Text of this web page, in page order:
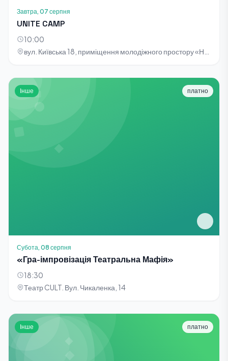
Завтра, 07 серпня
UNITE CAMP
10:00
Інше платно
Субота, 08 серпня
«Гра-імпровізація Театральна Мафія»
18:30
Театр CULT. Вул. Чикаленка, 14
Інше платно